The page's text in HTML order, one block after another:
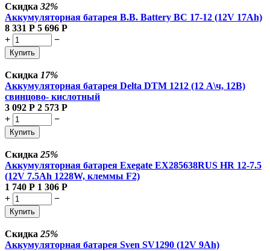
Скидка 32%
Аккумуляторная батарея B.B. Battery BC 17-12 (12V 17Ah)
8 331 Р 5 696 Р
+
−
Купить
Скидка 17%
Аккумуляторная батарея Delta DTM 1212 (12 А\ч, 12В)
свинцово- кислотный
3 092 Р 2 573 Р
+
−
Купить
Скидка 25%
Аккумуляторная батарея Exegate EX285638RUS HR 12-7.5
(12V 7.5Ah 1228W, клеммы F2)
1 740 Р 1 306 Р
+
−
Купить
Скидка 25%
Аккумуляторная батарея Sven SV1290 (12V 9Ah)